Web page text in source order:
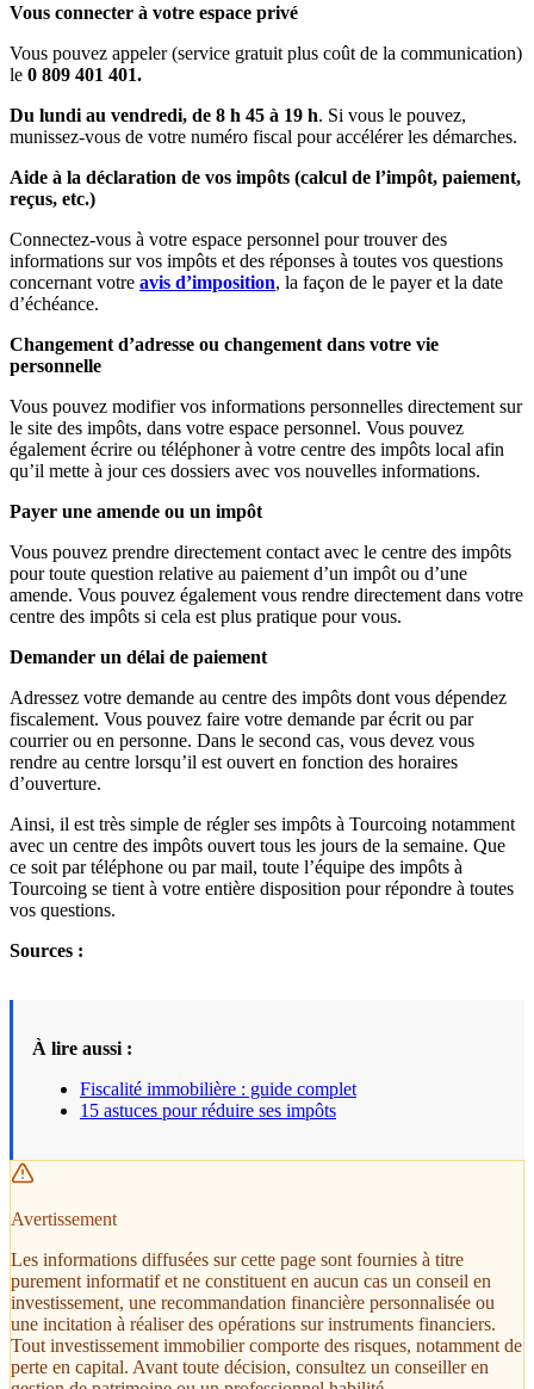
Vous connecter à votre espace privé
Vous pouvez appeler (service gratuit plus coût de la communication)
le 0 809 401 401.
Du lundi au vendredi, de 8 h 45 à 19 h. Si vous le pouvez,
munissez-vous de votre numéro fiscal pour accélérer les démarches.
Aide à la déclaration de vos impôts (calcul de l’impôt, paiement,
reçus, etc.)
Connectez-vous à votre espace personnel pour trouver des
informations sur vos impôts et des réponses à toutes vos questions
concernant votre avis d’imposition, la façon de le payer et la date
d’échéance.
Changement d’adresse ou changement dans votre vie
personnelle
Vous pouvez modifier vos informations personnelles directement sur
le site des impôts, dans votre espace personnel. Vous pouvez
également écrire ou téléphoner à votre centre des impôts local afin
qu’il mette à jour ces dossiers avec vos nouvelles informations.
Payer une amende ou un impôt
Vous pouvez prendre directement contact avec le centre des impôts
pour toute question relative au paiement d’un impôt ou d’une
amende. Vous pouvez également vous rendre directement dans votre
centre des impôts si cela est plus pratique pour vous.
Demander un délai de paiement
Adressez votre demande au centre des impôts dont vous dépendez
fiscalement. Vous pouvez faire votre demande par écrit ou par
courrier ou en personne. Dans le second cas, vous devez vous
rendre au centre lorsqu’il est ouvert en fonction des horaires
d’ouverture.
Ainsi, il est très simple de régler ses impôts à Tourcoing notamment
avec un centre des impôts ouvert tous les jours de la semaine. Que
ce soit par téléphone ou par mail, toute l’équipe des impôts à
Tourcoing se tient à votre entière disposition pour répondre à toutes
vos questions.
Sources :
À lire aussi :
Fiscalité immobilière : guide complet
15 astuces pour réduire ses impôts
Avertissement
Les informations diffusées sur cette page sont fournies à titre
purement informatif et ne constituent en aucun cas un conseil en
investissement, une recommandation financière personnalisée ou
une incitation à réaliser des opérations sur instruments financiers.
Tout investissement immobilier comporte des risques, notamment de
perte en capital. Avant toute décision, consultez un conseiller en